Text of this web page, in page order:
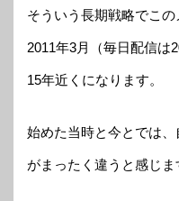
そういう長期戦略でこの
2011年3月（毎日配信は
15年近くになります。
始めた当時と今とでは
がまったく違うと感じま